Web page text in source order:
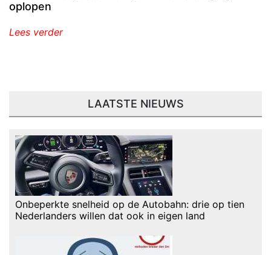
oplopen
Lees verder
LAATSTE NIEUWS
Onbeperkte snelheid op de Autobahn: drie op tien
Nederlanders willen dat ook in eigen land